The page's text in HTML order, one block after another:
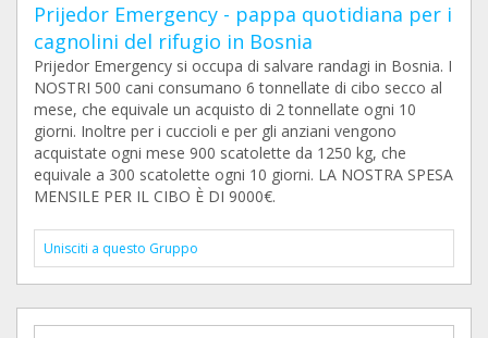
Prijedor Emergency - pappa quotidiana per i
cagnolini del rifugio in Bosnia
Prijedor Emergency si occupa di salvare randagi in Bosnia. I
NOSTRI 500 cani consumano 6 tonnellate di cibo secco al
mese, che equivale un acquisto di 2 tonnellate ogni 10
giorni. Inoltre per i cuccioli e per gli anziani vengono
acquistate ogni mese 900 scatolette da 1250 kg, che
equivale a 300 scatolette ogni 10 giorni. LA NOSTRA SPESA
MENSILE PER IL CIBO È DI 9000€.
Unisciti a questo Gruppo